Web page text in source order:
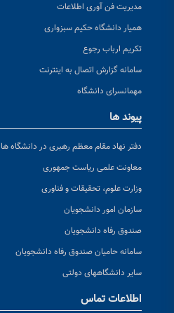
مدیریت فن آوری اطلاعات
همیار دانشگاه حکیم سبزواری
تکریم ارباب رجوع
سامانه گزارش اتصال به اینترنت
مهمانسرای دانشگاه
پیوند ها
دفتر نهاد مقام معظم رهبری در دانشگاه ها
معاونت علمی ریاست جمهوری
وزارت علوم، تحقیقات و فناوری
سازمان امور دانشجویان
صندوق رفاه دانشجویان
سامانه حامیان صندوق رفاه دانشجویان
سایر دانشگاههای دولتی
اطلاعات تماس